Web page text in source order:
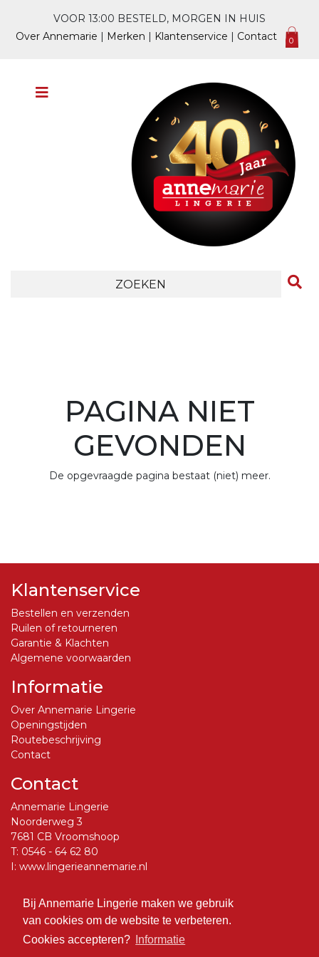
Bij Annemarie Lingerie maken we gebruik
van cookies om de website te verbeteren.
Cookies accepteren?
Informatie
VOOR 13:00 BESTELD, MORGEN IN HUIS
Over Annemarie | Merken | Klantenservice | Contact 0
PAGINA NIET
GEVONDEN
De opgevraagde pagina bestaat (niet) meer.
Klantenservice
Bestellen en verzenden
Ruilen of retourneren
Garantie & Klachten
Algemene voorwaarden
Informatie
Over Annemarie Lingerie
Openingstijden
Routebeschrijving
Contact
Contact
Annemarie Lingerie
Noorderweg 3
7681 CB Vroomshoop
T: 0546 - 64 62 80
I: www.lingerieannemarie.nl
Social Media
Volg ons op Facebook